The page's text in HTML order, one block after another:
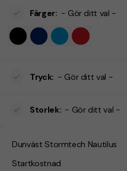
Färger: - Gör ditt val -
Tryck: - Gör ditt val -
Storlek: - Gör ditt val -
Dunväst Stormtech Nautilus
Startkostnad